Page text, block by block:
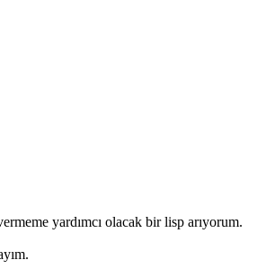
yardımcı olacak bir lisp arıyorum.